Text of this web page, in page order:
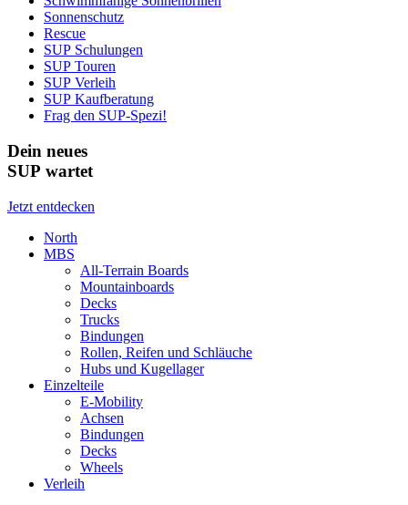
Sonnenschutz
Rescue
SUP Schulungen
SUP Touren
SUP Verleih
SUP Kaufberatung
Frag den SUP-Spezi!
Dein neues
SUP wartet
Jetzt entdecken
North
MBS
All-Terrain Boards
Mountainboards
Decks
Trucks
Bindungen
Rollen, Reifen und Schläuche
Hubs und Kugellager
Einzelteile
E-Mobility
Achsen
Bindungen
Decks
Wheels
Verleih